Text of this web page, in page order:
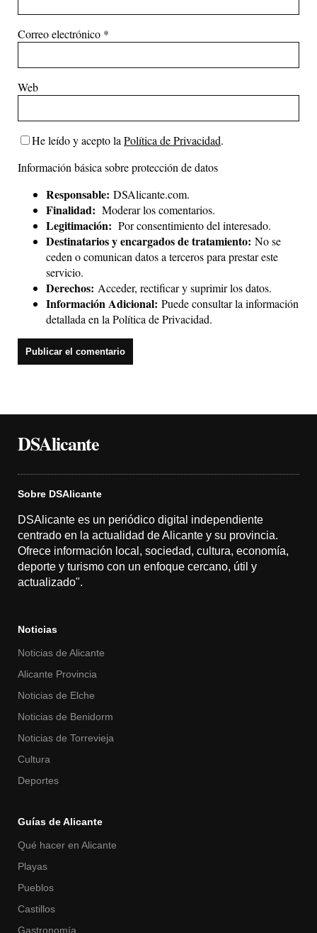
Correo electrónico *
Web
He leído y acepto laPolítica de Privacidad.
Información básica sobre protección de datos
Responsable: DSAlicante.com.
Finalidad: Moderar los comentarios.
Legitimación: Por consentimiento del interesado.
Destinatarios y encargados de tratamiento: No se
ceden o comunican datos a terceros para prestar este
servicio.
Derechos: Acceder, rectificar y suprimir los datos.
Información Adicional: Puede consultar la información
detallada en laPolítica de Privacidad.
DSAlicante
Sobre DSAlicante
DSAlicante es un periódico digital independiente
centrado en la actualidad de Alicante y su provincia.
Ofrece información local, sociedad, cultura, economía,
deporte y turismo con un enfoque cercano, útil y
actualizado".
Noticias
Noticias de Alicante
Alicante Provincia
Noticias de Elche
Noticias de Benidorm
Noticias de Torrevieja
Cultura
Deportes
Guías de Alicante
Qué hacer en Alicante
Playas
Pueblos
Castillos
Gastronomía